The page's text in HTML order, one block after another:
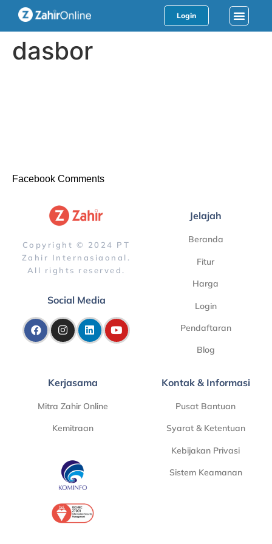
Login
dasbor
Facebook Comments
Copyright © 2024 PT
Zahir Internasiaonal.
All rights reserved.
Social Media
Jelajah
Beranda
Fitur
Harga
Login
Pendaftaran
Blog
Kerjasama
Mitra Zahir Online
Kemitraan
Kontak & Informasi
Pusat Bantuan
Syarat & Ketentuan
Kebijakan Privasi
Sistem Keamanan